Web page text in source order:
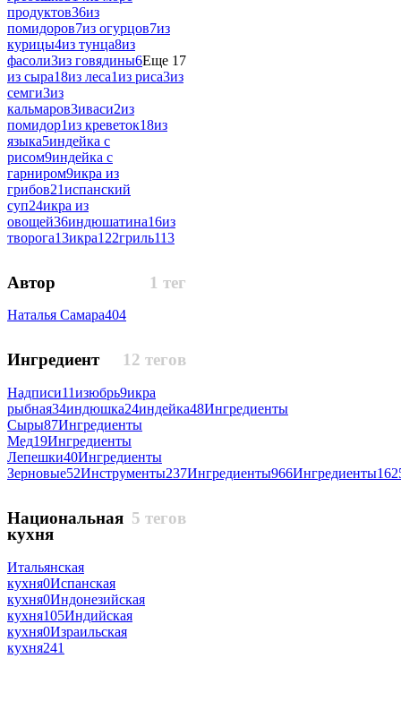
продуктов36из
помидоров7из огурцов7из
курицы4из тунца8из
фасоли3из говядины6Еще 17
из сыра18из леса1из риса3из
семги3из
кальмаров3иваси2из
помидор1из креветок18из
языка5индейка с
рисом9индейка с
гарниром9икра из
грибов21испанский
суп24икра из
овощей36индюшатина16из
творога13икра122гриль113
1 тег
Автор
Наталья Самара404
12 тегов
Ингредиент
Надписи11изюбрь9икра
рыбная34индюшка24индейка48Ингредиенты
Сыры87Ингредиенты
Мед19Ингредиенты
Лепешки40Ингредиенты
Зерновые52Инструменты237Ингредиенты966Ингредиенты
5 тегов
Национальная
кухня
Итальянская
кухня0Испанская
кухня0Индонезийская
кухня105Индийская
кухня0Израильская
кухня241